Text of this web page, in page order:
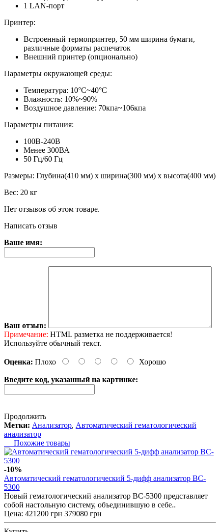
1 LAN-порт
Принтер:
Встроенный термопринтер, 50 мм ширина бумаги,
различные форматы распечаток
Внешний принтер (опционально)
Параметры окружающей среды:
Температура: 10°С~40°С
Влажность: 10%~90%
Воздушное давление: 70кпа~106кпа
Параметры питания:
100В-240В
Менее 300ВА
50 Гц/60 Гц
Размеры: Глубина(410 мм) x ширина(300 мм) х высота(400 мм)
Вес: 20 кг
Нет отзывов об этом товаре.
Написать отзыв
Ваше имя:
Ваш отзыв:
Примечание: HTML разметка не поддерживается!
Используйте обычный текст.
Оценка: Плохо Хорошо
Введите код, указанный на картинке:
Продолжить
Метки: Анализатор, Автоматический гематологический
анализатор
Похожие товары
-10%
Автоматический гематологический 5-дифф анализатор BC-
5300
Новый гематологический анализатор ВС-5300 представляет
собой настольную систему, объединившую в себе..
Цена: 421200 грн 379080 грн